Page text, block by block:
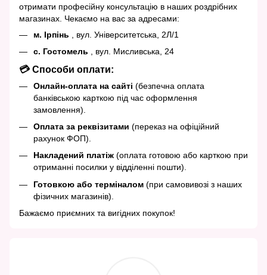
отримати професійну консультацію в наших роздрібних
магазинах. Чекаємо на вас за адресами:
м. Ірпінь , вул. Університетська, 2Л/1
с. Гостомель , вул. Мисливська, 24
💳 Способи оплати:
Онлайн-оплата на сайті (безпечна оплата
банківською карткою під час оформлення
замовлення).
Оплата за реквізитами (переказ на офіційний
рахунок ФОП).
Накладений платіж (оплата готовою або карткою при
отриманні посилки у відділенні пошти).
Готовкою або терміналом (при самовивозі з наших
фізичних магазинів).
Бажаємо приємних та вигідних покупок!